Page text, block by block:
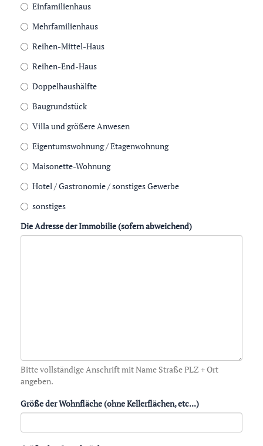
Einfamilienhaus
Mehrfamilienhaus
Reihen-Mittel-Haus
Reihen-End-Haus
Doppelhaushälfte
Baugrundstück
Villa und größere Anwesen
Eigentumswohnung / Etagenwohnung
Maisonette-Wohnung
Hotel / Gastronomie / sonstiges Gewerbe
sonstiges
Die Adresse der Immobilie (sofern abweichend)
Bitte vollständige Anschrift mit Name Straße PLZ + Ort
angeben.
Größe der Wohnfläche (ohne Kellerflächen, etc...)